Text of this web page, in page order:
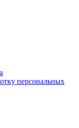
персональных